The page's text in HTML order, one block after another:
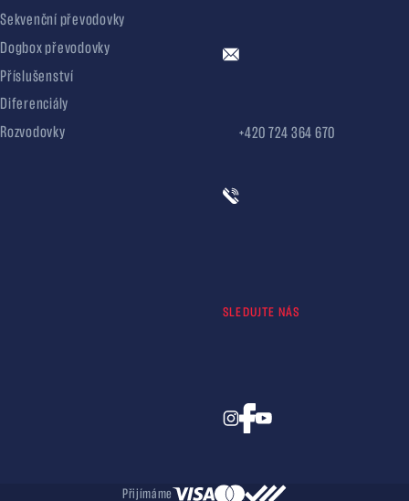
Sekvenční převodovky
Dogbox převodovky
Příslušenství
Diferenciály
Rozvodovky
+420 724 364 670
SLEDUJTE NÁS
Přijímáme